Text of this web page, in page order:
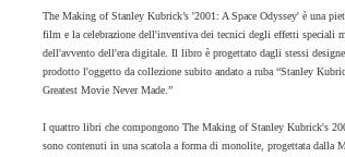
The Making of Stanley Kubrick’s '2001: A Space Odyssey' è una
film e la celebrazione dell'inventiva dei tecnici degli effetti speciali
dell'avvento dell'era digitale. Il libro è progettato dagli stessi
prodotto l'oggetto da collezione subito andato a ruba “Stanley
Greatest Movie Never Made.”
I quattro libri che compongono The Making of Stanley Kubrick's
sono contenuti in una scatola a forma di monolite, progettata dalla